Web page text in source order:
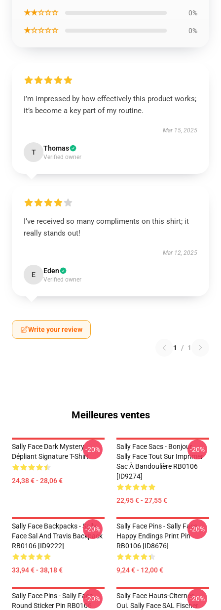
★★☆☆☆ 0%
★☆☆☆☆ 0%
I’m impressed by how effectively this product works;
it’s become a key part of my routine.
Mar 15, 2025
T Thomas
Verified owner
I’ve received so many compliments on this shirt; it
really stands out!
Mar 12, 2025
E Eden
Verified owner
Write your review
1 / 1
Meilleures ventes
Sally Face Dark Mystery
Dépliant Signature T-Shirt
24,38 € - 28,06 €
-20%
Sally Face Sacs - Bonjour.
Sally Face Tout Sur Imprimer
Sac À Bandoulière RB0106
[ID9274]
22,95 € - 27,55 €
-20%
Sally Face Backpacks - Sally
Face Sal And Travis Backpack
RB0106 [ID9222]
33,94 € - 38,18 €
-20%
Sally Face Pins - Sally Face
Happy Endings Print Pin
RB0106 [ID8676]
9,24 € - 12,00 €
-20%
Sally Face Pins - Sally Face
Round Sticker Pin RB0106
-20%
Sally Face Hauts-Citernes -
Oui. Sally Face SAL Fischer
-20%